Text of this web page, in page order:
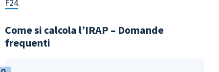
F24.
Come si calcola l’IRAP – Domande
frequenti